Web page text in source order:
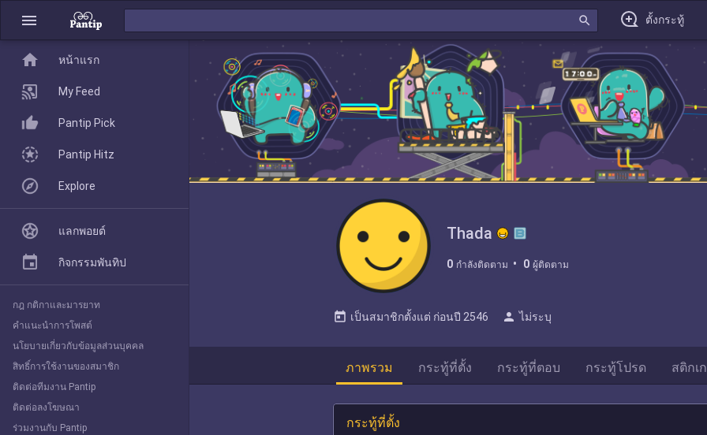
menu search ตั้งกระทู้
Thada
0 กำลังติดตาม 0 ผู้ติดตาม
today เป็นสมาชิกตั้งแต่ ก่อนปี 2546 person ไม่ระบุ
ภาพรวม กระทู้ที่ตั้ง กระทู้ที่ตอบ กระทู้โปรด สติกเ
กระทู้ที่ตั้ง
home
Pantip Pick
Explore
home หน้าแรก
My Feed
Pantip Pick
Pantip Hitz
Explore
แลกพอยต์
กิจกรรมพันทิป
กฎ กติกาและมารยาท
คำแนะนำการโพสต์
นโยบายเกี่ยวกับข้อมูลส่วนบุคคล
สิทธิ์การใช้งานของสมาชิก
ติดต่อทีมงาน Pantip
ติดต่อลงโฆษณา
ร่วมงานกับ Pantip